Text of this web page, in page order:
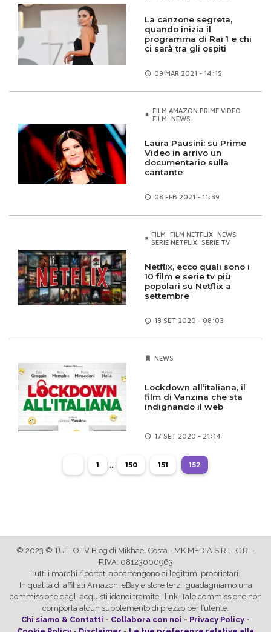
La canzone segreta,
quando inizia il
programma di Rai 1 e chi
ci sarà tra gli ospiti
09 MAR 2021 - 14:15
FILM AMAZON PRIME VIDEO
FILM
NEWS
Laura Pausini: su Prime
Video in arrivo un
documentario sulla
cantante
08 FEB 2021 - 11:39
FILM FILM NETFLIX NEWS
SERIE NETFLIX SERIE TV
Netflix, ecco quali sono i
10 film e serie tv più
popolari su Netflix a
settembre
18 SET 2020 - 08:03
NEWS
Lockdown all’italiana, il
film di Vanzina che sta
indignando il web
17 SET 2020 - 21:14
1 ... 150 151 152
© 2023 © TUTTO.TV Blog di Mikhael Costa - MK MEDIA S.R.L. C.R. -
P.IVA: 08123000963
Tutti i marchi riportati appartengono ai legittimi proprietari.
In qualità di affiliati Amazon, eBay e store terzi, guadagniamo una
commissione dagli acquisti idonei tramite i link. Tale commissione non
comporta alcun supplemento di prezzo per l’utente.
Chi siamo & Contatti - Collabora con noi - Privacy Policy -